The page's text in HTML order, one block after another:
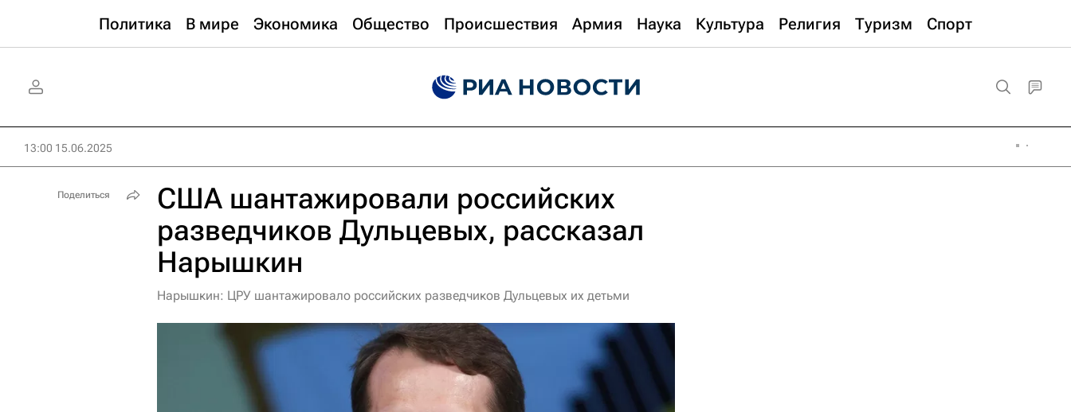
Политика В мире Экономика Общество Происшествия Армия Наука Культура Религия Туризм Спорт
13:00 15.06.2025
США шантажировали российских
разведчиков Дульцевых, рассказал
Нарышкин
Нарышкин: ЦРУ шантажировало российских разведчиков Дульцевых их детьми
Поделиться